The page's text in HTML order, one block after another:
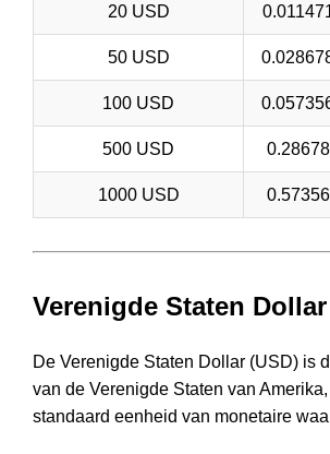
20 USD
50 USD
100 USD
500 USD
1000 USD
Verenigde Staten Dollar
De Verenigde Staten Dollar (USD) is
van de Verenigde Staten van
standaard eenheid van monetaire